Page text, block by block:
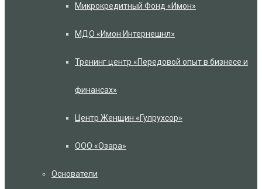
Микрокредитный Фонд «Имон»
МДО «Имон Интернешнл»
Тренинг центр «Передовой опыт в бизнесе и
финансах»
Центр Женщин «Гулрухсор»
ООО «Озара»
Основатели